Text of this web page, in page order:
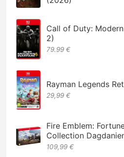
Call of Duty:
2)
79.99 €
Rayman Legends
29,99 €
Fire Emblem:
Collection
109,99 €